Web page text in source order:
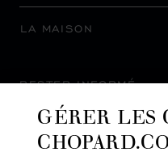
LA MAISON
RESTER INFORMÉ
GÉRER LES